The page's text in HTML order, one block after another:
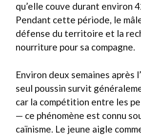
qu’elle couve durant environ
Pendant cette période, le
défense du territoire et la
nourriture pour sa compagne.
Environ deux semaines après
seul poussin survit
car la compétition entre les
— ce phénomène est connu
caïnisme. Le jeune aigle